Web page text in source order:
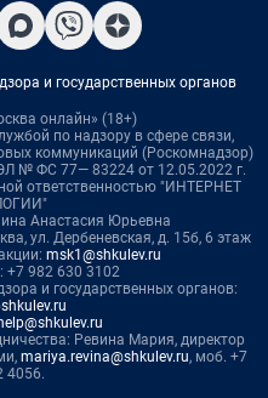
и государственных органов
онлайн» (18+)
по надзору в сфере связи,
коммуникаций (Роскомнадзор)
№ ФС 77— 83224 от 12.05.2022 г.
ответственностью "ИНТЕРНЕТ
Анастасия Юрьевна
ул. Дербеневская, д. 15б, 6 этаж
msk1@shkulev.ru
+7 982 630 3102
и государственных органов:
help@shkulev.ru
Ревина Мария, директор
mariya.revina@shkulev.ru, моб. +7
4056.